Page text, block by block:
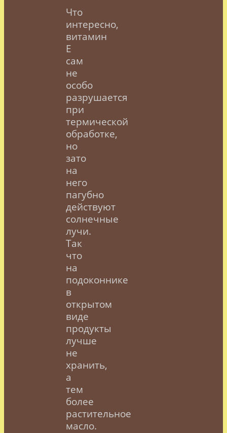
Что
интересно,
витамин
Е
сам
не
особо
разрушается
при
термической
обработке,
но
зато
на
него
пагубно
действуют
солнечные
лучи.
Так
что
на
подоконнике
в
открытом
виде
продукты
лучше
не
хранить,
а
тем
более
растительное
масло.